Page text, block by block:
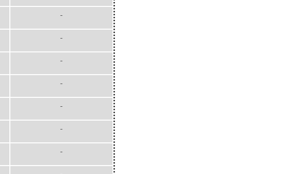
-
-
-
-
-
-
-